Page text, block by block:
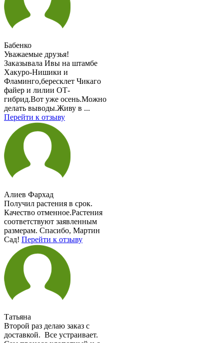
Бабенко
Уважаемые друзья!
Заказывала Ивы на штамбе
Хакуро-Нишики и
Фламинго,бересклет Чикаго
файер и лилии ОТ-
гибрид.Вот уже осень.Можно
делать выводы.Живу в ...
Перейти к отзыву
Алиев Фархад
Получил растения в срок.
Качество отменное.Растения
соответствуют заявленным
размерам. Спасибо, Мартин
Сад! Перейти к отзыву
Татьяна
Второй раз делаю заказ с
доставкой. Все устраивает.